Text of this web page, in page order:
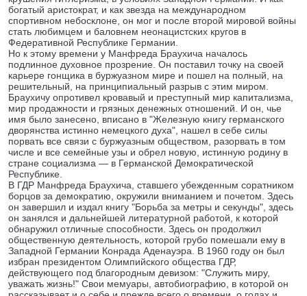
богатый аристократ, и как звезда на международном
спортивном небосклоне, он мог и после второй мировой войны
стать любимцем и баловнем неонацистских кругов в
Федеративной Республике Германии.
Но к этому времени у Манфреда Браухича началось
подлинное духовное прозрение. Он поставил точку на своей
карьере гонщика в буржуазном мире и пошел на полный, на
решительный, на принципиальный разрыв с этим миром.
Браухичу опротивел кровавый и преступный мир капитализма,
мир продажности и грязных денежных отношений. И он, чье
имя было занесено, вписано в "Железную книгу германского
дворянства истинно немецкого духа", нашел в себе силы
порвать все связи с буржуазным обществом, разорвать в том
числе и все семейные узы и обрел новую, истинную родину в
стране социализма — в Германской Демократической
Республике.
В ГДР Манфреда Браухича, ставшего убежденным соратником
борцов за демократию, окружили вниманием и почетом. Здесь
он завершил и издал книгу "Борьба за метры и секунды", здесь
он занялся и дальнейшей литературной работой, к которой
обнаружил отличные способности. Здесь он продолжил
общественную деятельность, которой грубо помешали ему в
Западной Германии Конрада Аденауэра. В 1960 году он был
избран президентом Олимпийского общества ГДР,
действующего под благородным девизом: "Служить миру,
уважать жизнь!" Свои мемуары, автобиографию, в которой он